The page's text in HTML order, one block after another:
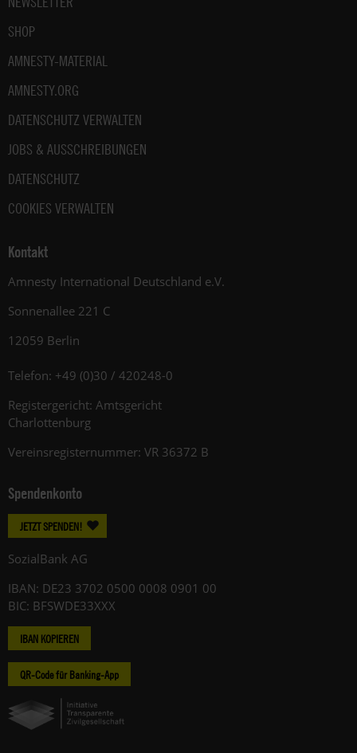
SHOP
AMNESTY-MATERIAL
AMNESTY.ORG
DATENSCHUTZ VERWALTEN
JOBS & AUSSCHREIBUNGEN
DATENSCHUTZ
COOKIES VERWALTEN
Kontakt
Amnesty International Deutschland e.V.
Sonnenallee 221 C
12059 Berlin
Telefon: +49 (0)30 / 420248-0
Registergericht: Amtsgericht
Charlottenburg
Vereinsregisternummer: VR 36372 B
Spendenkonto
JETZT SPENDEN!
SozialBank AG
IBAN: DE23 3702 0500 0008 0901 00
BIC: BFSWDE33XXX
IBAN KOPIEREN
QR-Code für Banking-App